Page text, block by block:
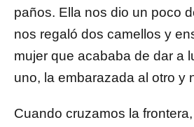
paños. Ella nos dio un poco
nos regaló dos camellos y
mujer que acababa de dar a
uno, la embarazada al otro y
Cuando cruzamos la